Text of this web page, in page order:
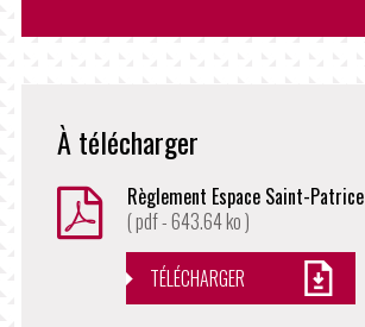
À télécharger
Règlement Espace Saint-Patrice
( pdf - 643.64 ko )
TÉLÉCHARGER